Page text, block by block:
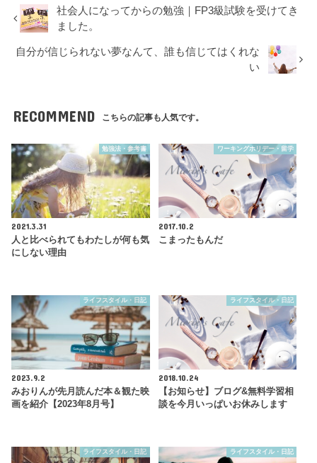
社会人になってからの勉強｜FP3級試験を受けてき
ました。
自分が信じられない夢なんて、誰も信じてはくれな
い
RECOMMEND こちらの記事も人気です。
勉強法・参考書
2021.3.31
人と比べられてもわたしが何も気
にしない理由
ワーキングホリデー・留学
2017.10.2
こまったもんだ
ライフスタイル・日記
2023.9.2
みおりんが先月読んだ本＆観た映
画を紹介【2023年8月号】
ライフスタイル・日記
2018.10.24
【お知らせ】ブログ&無料学習相
談を今月いっぱいお休みします
ライフスタイル・日記 ライフスタイル・日記